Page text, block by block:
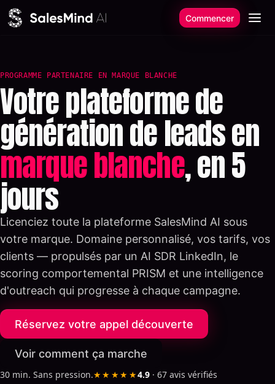
Aller au contenu
Commencer
PROGRAMME PARTENAIRE EN MARQUE BLANCHE
Votre plateforme de
génération de leads en
marque blanche, en 5
jours
Licenciez toute la plateforme SalesMind AI sous
votre marque. Domaine personnalisé, vos tarifs, vos
clients — propulsés par un AI SDR LinkedIn, le
scoring comportemental PRISM et une intelligence
d'outreach qui progresse à chaque campagne.
Réservez votre appel découverte
Voir comment ça marche
30 min. Sans pression.★★★★★4.9 · 67 avis vérifiés